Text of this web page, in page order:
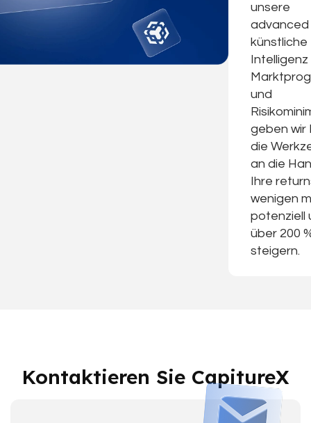
unsere
advanced
künstliche
Intelligenz
und
geben wir
die
an die
Ihre
wenigen
potenziell
über 200
steigern.
Kontaktieren Sie CapitureX